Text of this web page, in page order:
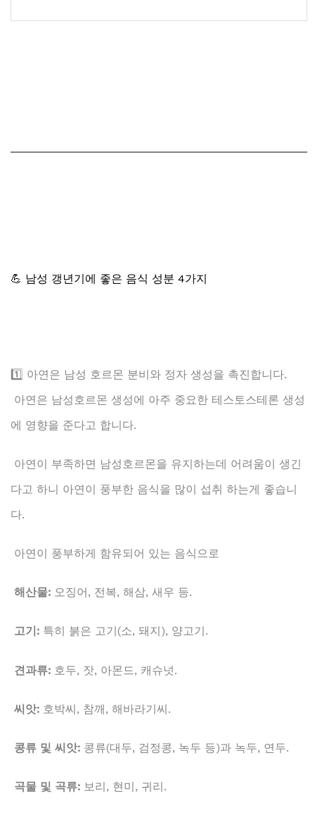
💪 남성 갱년기에 좋은 음식 성분 4가지
1️⃣ 아연은 남성 호르몬 분비와 정자 생성을 촉진합니다.
아연은 남성호르몬 생성에 아주 중요한 테스토스테론 생성
에 영향을 준다고 합니다.
아연이 부족하면 남성호르몬을 유지하는데 어려움이 생긴
다고 하니 아연이 풍부한 음식을 많이 섭취 하는게 좋습니
다.
아연이 풍부하게 함유되어 있는 음식으로
해산물:오징어, 전복, 해삼, 새우 등.
고기:특히 붉은 고기(소, 돼지), 양고기.
견과류:호두, 잣, 아몬드, 캐슈넛.
씨앗:호박씨, 참깨, 해바라기씨.
콩류 및 씨앗:콩류(대두, 검정콩, 녹두 등)과 녹두, 연두.
곡물 및 곡류:보리, 현미, 귀리.